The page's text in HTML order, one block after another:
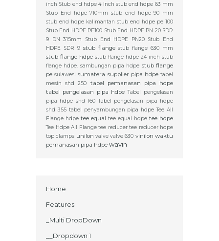
inch Stub end hdpe 4 Inch stub end hdpe 63 mm
Stub End hdpe 710mm stub end hdpe 90 mm
stub end hdpe kalimantan stub end hdpe pe 100
Stub End HDPE PE100 Stub End HDPE PN 20 SDR
9 DN 315mm
Stub End HDPE PN20 Stub End
HDPE SDR 9 stub flange stub flange 630 mm
stub flange hdpe stub flange hdpe 24 inch stub
flange hdpe. sambungan pipa hdpe stub flange
pe sulawesi sumatera supplier pipa hdpe tabel
mesin shd 250
tabel pemanasan pipa hdpe
tabel pengelasan pipa hdpe Tabel pengelasan
pipa hdpe shd 160 Tabel pengelasan pipa hdpe
shd 355 tabel penyambungan pipa hdpe Tee All
Flange hdpe tee equal tee equal hdpe tee hdpe
Tee Hdpe All Flange tee reducer tee reducer hdpe
top clamps unilon valve valve 630 vinilon waktu
pemanasan pipa hdpe wavin
Home
Features
_Multi DropDown
__Dropdown 1